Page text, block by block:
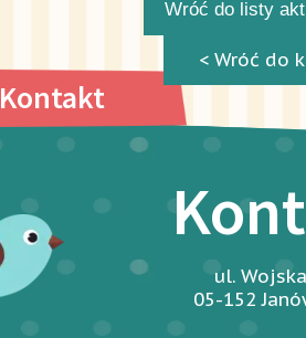
< Wróć do
Kontakt
ul.
05-152
Wróć do listy